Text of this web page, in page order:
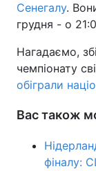
Сенегалу.
грудня - о
Нагадаємо,
чемпіонату
обіграли
Вас також
фіналу: